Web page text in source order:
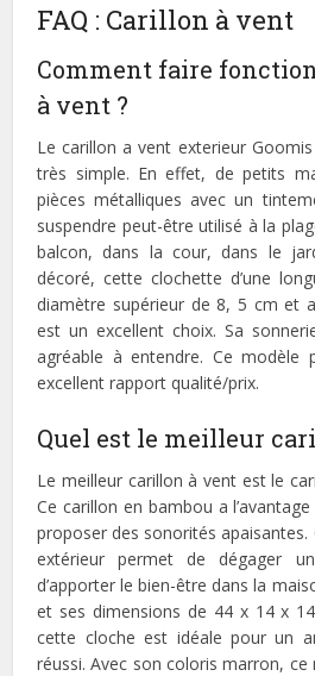
FAQ : Carillon à vent
Comment faire
à vent ?
Le carillon a vent exterieur
très simple. En effet, de petits
pièces métalliques avec un
suspendre peut-être utilisé à la
balcon, dans la cour, dans le
décoré, cette clochette d’une
diamètre supérieur de 8, 5 cm et
est un excellent choix. Sa
agréable à entendre. Ce modèle
excellent rapport qualité/prix.
Quel est le meilleur
Le meilleur carillon à vent est le
Ce carillon en bambou a
proposer des sonorités
extérieur permet de dégager
d’apporter le bien-être dans la
et ses dimensions de 44 x 14 x
cette cloche est idéale pour un
réussi. Avec son coloris marron,